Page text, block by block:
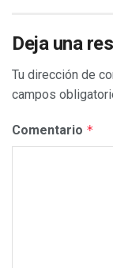
Deja una
Tu dirección de
campos
Comentario *